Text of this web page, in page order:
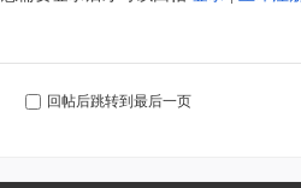
回帖后跳转到最后一页